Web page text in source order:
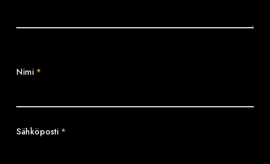
Nimi *
Sähköposti *